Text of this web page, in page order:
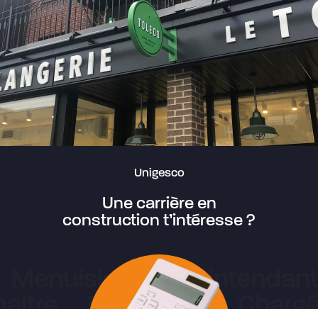
Unigesco
Une carrière en
construction t’intéresse ?